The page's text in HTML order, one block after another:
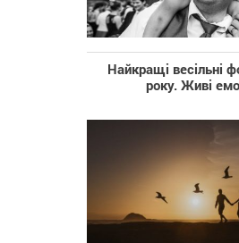
Найкращі весільні
року. Живі